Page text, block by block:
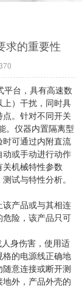
求的重要性
台，具有高速数
）干扰，同时具
。针对不同开关
。仪器内置隔离型
可通过内附直流
或手动进行动作
机械特性参数
试与特性分析。
产品或与其相连
险，该产品只可
身伤害，使用适
的电源线正确地
意连接或断开测
外，产品外壳的